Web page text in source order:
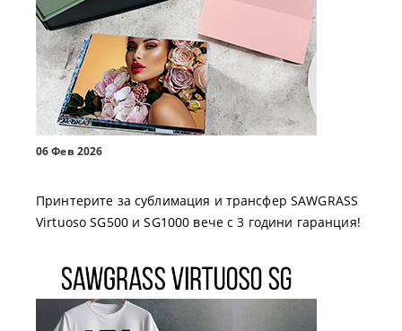
06 Фев 2026
Принтерите за сублимация и трансфер SAWGRASS
Virtuoso SG500 и SG1000 вече с 3 години гаранция!